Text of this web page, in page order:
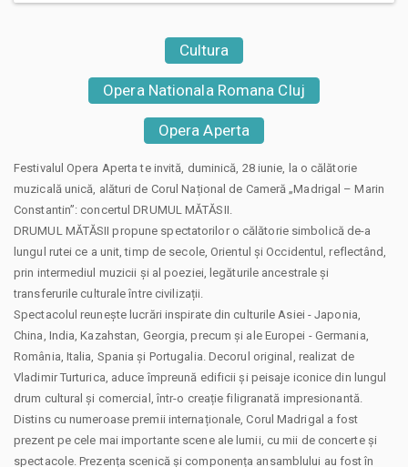
Cultura
Opera Nationala Romana Cluj
Opera Aperta
Festivalul Opera Aperta te invită, duminică, 28 iunie, la o călătorie
muzicală unică, alături de Corul Național de Cameră „Madrigal – Marin
Constantin”: concertul DRUMUL MĂTĂSII.
DRUMUL MĂTĂSII propune spectatorilor o călătorie simbolică de-a
lungul rutei ce a unit, timp de secole, Orientul și Occidentul, reflectând,
prin intermediul muzicii și al poeziei, legăturile ancestrale și
transferurile culturale între civilizații.
Spectacolul reunește lucrări inspirate din culturile Asiei - Japonia,
China, India, Kazahstan, Georgia, precum și ale Europei - Germania,
România, Italia, Spania și Portugalia. Decorul original, realizat de
Vladimir Turturica, aduce împreună edificii și peisaje iconice din lungul
drum cultural și comercial, într-o creație filigranată impresionantă.
Distins cu numeroase premii internaționale, Corul Madrigal a fost
prezent pe cele mai importante scene ale lumii, cu mii de concerte și
spectacole. Prezența scenică și componența ansamblului au fost în